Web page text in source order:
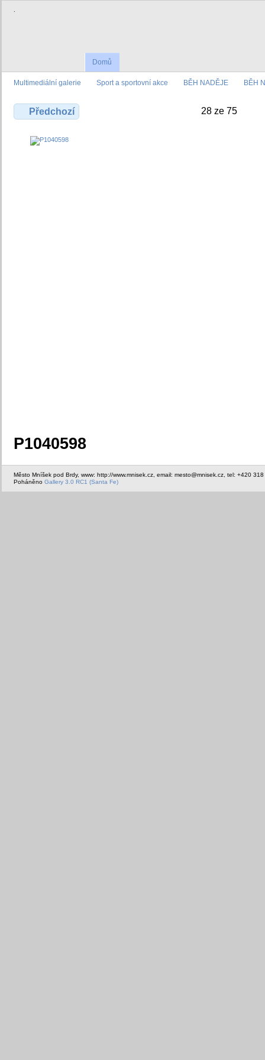
.
Domů
Multimediální galerie Sport a sportovní akce BĚH NADĚJE BĚH
Předchozí 28 ze 75
P1040598
Město Mníšek pod Brdy, www: http://www.mnisek.cz, email: mesto@mnisek.cz, tel: +420
Poháněno Gallery 3.0 RC1 (Santa Fe)